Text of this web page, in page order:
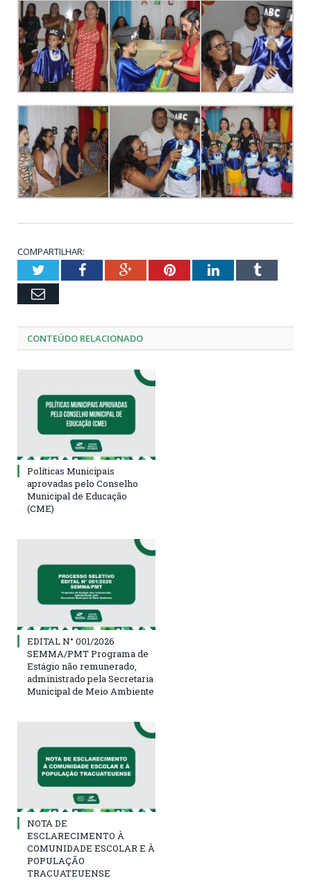
COMPARTILHAR:
TwitterFacebookGoogle+PinterestLinkedInTumblr
Email
CONTEÚDO RELACIONADO
Políticas Municipais
aprovadas pelo Conselho
Municipal de Educação
(CME)
EDITAL N° 001/2026
SEMMA/PMT Programa de
Estágio não remunerado,
administrado pela Secretaria
Municipal de Meio Ambiente
NOTA DE
ESCLARECIMENTO À
COMUNIDADE ESCOLAR E À
POPULAÇÃO
TRACUATEUENSE